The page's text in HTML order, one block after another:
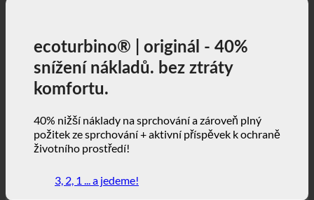
ecoturbino® | originál - 40%
snížení nákladů. bez ztráty
komfortu.
požitek ze sprchování + aktivní příspěvek k ochraně
životního prostředí!